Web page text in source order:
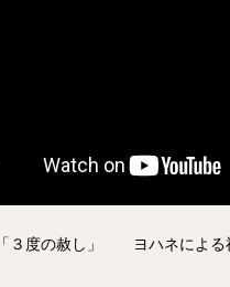
３度の赦し」 ヨハネによる